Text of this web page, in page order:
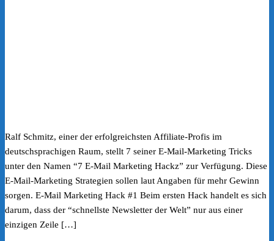
Ralf Schmitz, einer der erfolgreichsten Affiliate-Profis im
deutschsprachigen Raum, stellt 7 seiner E-Mail-Marketing Tricks
unter den Namen “7 E-Mail Marketing Hackz” zur Verfügung. Diese
E-Mail-Marketing Strategien sollen laut Angaben für mehr Gewinn
sorgen. E-Mail Marketing Hack #1 Beim ersten Hack handelt es sich
darum, dass der “schnellste Newsletter der Welt” nur aus einer
einzigen Zeile […]